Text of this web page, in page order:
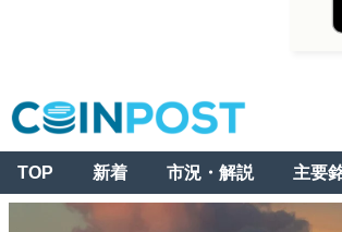
TOP 新着 市況・解説 主要